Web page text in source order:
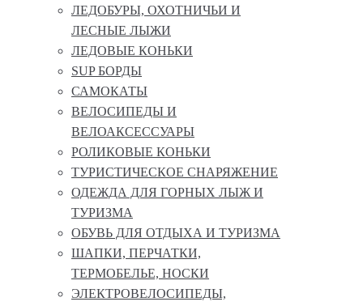
ЛЕДОБУРЫ, ОХОТНИЧЬИ И
ЛЕСНЫЕ ЛЫЖИ
ЛЕДОВЫЕ КОНЬКИ
SUP БОРДЫ
САМОКАТЫ
ВЕЛОСИПЕДЫ И
ВЕЛОАКСЕССУАРЫ
РОЛИКОВЫЕ КОНЬКИ
ТУРИСТИЧЕСКОЕ СНАРЯЖЕНИЕ
ОДЕЖДА ДЛЯ ГОРНЫХ ЛЫЖ И
ТУРИЗМА
ОБУВЬ ДЛЯ ОТДЫХА И ТУРИЗМА
ШАПКИ, ПЕРЧАТКИ,
ТЕРМОБЕЛЬЕ, НОСКИ
ЭЛЕКТРОВЕЛОСИПЕДЫ,